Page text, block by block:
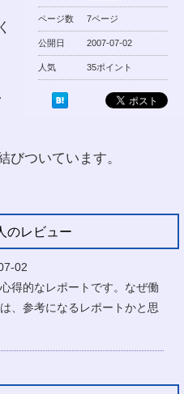
ページ数 7ページ
公開日 2007-07-02
人気 35ポイント
びついています。
のレビュー
02
得的なレポートです。なぜ働
、参考になるレポートかと思